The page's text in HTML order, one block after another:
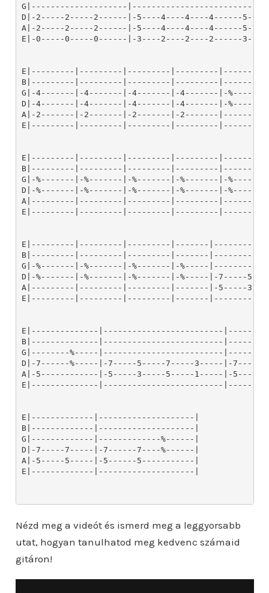
Nézd meg a videót és ismerd meg a leggyorsabb
utat, hogyan tanulhatod meg kedvenc számaid
gitáron!